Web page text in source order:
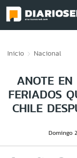
Inicio Nacional
ANOTE EN
FERIADOS
CHILE
Domingo